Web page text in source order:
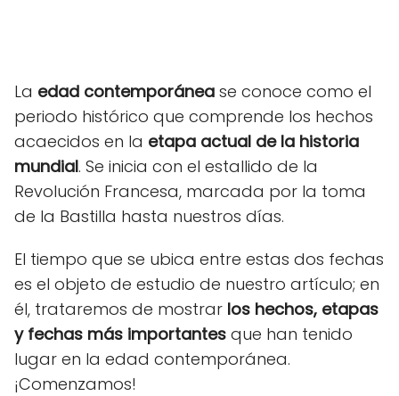
La edad contemporánea se conoce como el
periodo histórico que comprende los hechos
acaecidos en la etapa actual de la historia
mundial. Se inicia con el estallido de la
Revolución Francesa, marcada por la toma
de la Bastilla hasta nuestros días.
El tiempo que se ubica entre estas dos fechas
es el objeto de estudio de nuestro artículo; en
él, trataremos de mostrar los hechos, etapas
y fechas más importantes que han tenido
lugar en la edad contemporánea.
¡Comenzamos!